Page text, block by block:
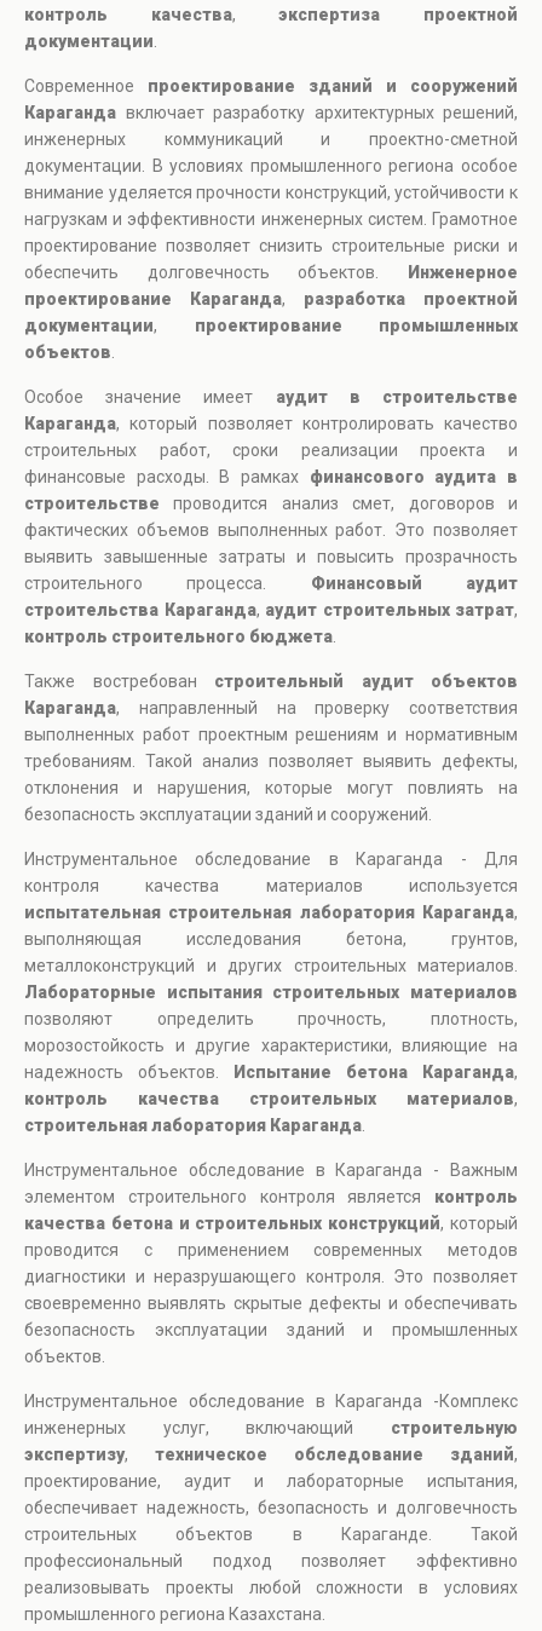
контроль качества,экспертиза проектной
документации
Современное проектирование зданий и сооружений
Караганда включает разработку архитектурных решений,
инженерных коммуникаций и проектно-сметной
документации. В условиях промышленного региона особое
внимание уделяется прочности конструкций, устойчивости к
нагрузкам и эффективности инженерных систем. Грамотное
проектирование позволяет снизить строительные риски и
обеспечить долговечность объектов.
Инженерное
проектирование Караганда, разработка проектной
документации, проектирование промышленных
объектов
Особое значение имеет аудит в строительстве
Караганда, который позволяет контролировать качество
строительных работ, сроки реализации проекта и
финансовые расходы. В рамках финансового аудита в
строительстве проводится анализ смет, договоров и
фактических объемов выполненных работ. Это позволяет
выявить завышенные затраты и повысить прозрачность
строительного процесса. Финансовый аудит
строительства Караганда, аудит строительных затрат,
контроль строительного бюджета
Также востребован строительный аудит объектов
Караганда, направленный на проверку соответствия
выполненных работ проектным решениям и нормативным
требованиям. Такой анализ позволяет выявить дефекты,
отклонения и нарушения, которые могут повлиять на
безопасность эксплуатации зданий и сооружений.
Инструментальное обследование в Караганда - Для
контроля качества материалов используется
испытательная строительная лаборатория Караганда,
выполняющая исследования бетона, грунтов,
металлоконструкций и других строительных материалов.
Лабораторные испытания строительных материалов
позволяют определить прочность, плотность,
морозостойкость и другие характеристики, влияющие на
надежность объектов.
Испытание бетона Караганда,
контроль качества строительных материалов,
строительная лаборатория Караганда
Инструментальное обследование в Караганда - Важным
элементом строительного контроля является контроль
качества бетона и строительных конструкций, который
проводится с применением современных методов
диагностики и неразрушающего контроля. Это позволяет
своевременно выявлять скрытые дефекты и обеспечивать
безопасность эксплуатации зданий и промышленных
объектов.
Инструментальное обследование в Караганда -Комплекс
инженерных услуг, включающий строительную
экспертизу, техническое обследование зданий,
проектирование, аудит и лабораторные испытания,
обеспечивает надежность, безопасность и долговечность
строительных объектов в Караганде. Такой
профессиональный подход позволяет эффективно
реализовывать проекты любой сложности в условиях
промышленного региона Казахстана.